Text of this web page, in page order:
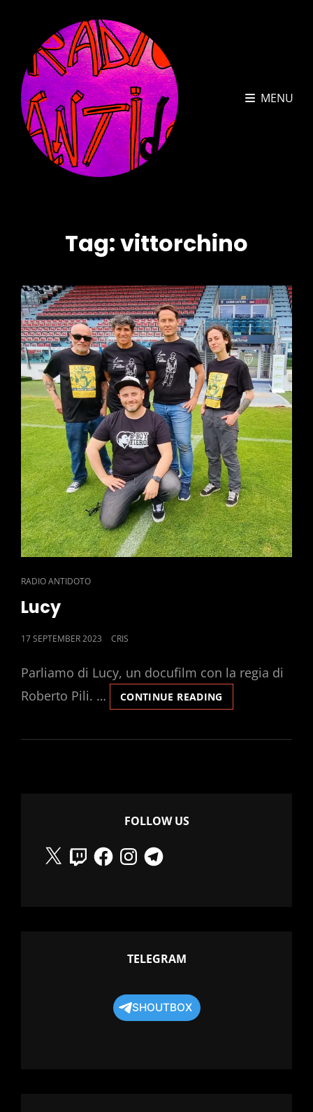
MENU
Tag:vittorchino
CAT
LINKS
RADIO ANTIDOTO
Lucy
POSTED
17 SEPTEMBER 2023 CRIS
Parliamo di Lucy, un docufilm con la regia di
Roberto Pili. …
CONTINUE READING
FOLLOW US
X
TwitchFacebookInstagramTelegram
TELEGRAM
SHOUTBOX